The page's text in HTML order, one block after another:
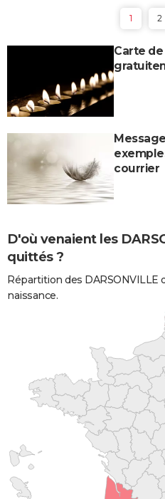
1 2
Carte
courrier
D'où venaient les
quittés ?
Répartition des
naissance.